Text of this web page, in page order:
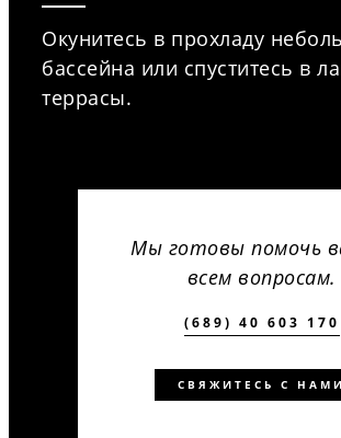
Окунитесь в прохладу
бассейна или спуститесь в
террасы.
Мы готовы помочь
всем вопросам.
(689) 40 603 170
СВЯЖИТЕСЬ С НАМИ